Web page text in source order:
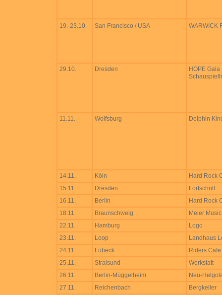
19.-23.10. San Francisco / USA WARWICK
29.10. Dresden
HOPE Gala
11.11. Wolfsburg Delphin
14.11. Köln
Hard Rock
15.11.
Dresden
Fortschritt
16.11.
Berlin
Hard Rock
18.11.
Braunschweig
Meier
22.11.
Hamburg
Logo
23.11.
Loop
Landhaus
24.11.
Lübeck
Riders Cafe
25.11.
Stralsund
Werkstatt
26.11.
Berlin-Müggelheim
Neu-
27.11.
Reichenbach
Bergkeller